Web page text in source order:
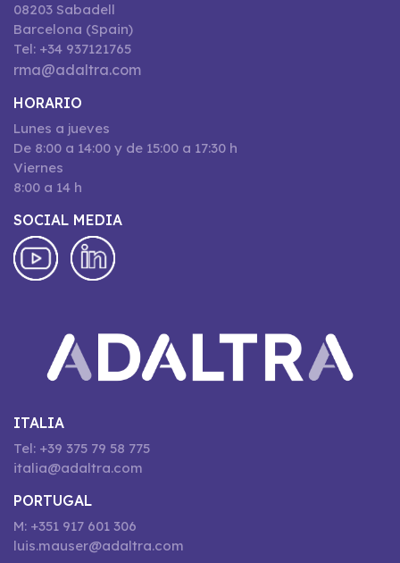
08203 Sabadell
Barcelona (Spain)
Tel: +34 937121765
rma@adaltra.com
HORARIO
Lunes a jueves
De 8:00 a 14:00 y de 15:00 a 17:30 h
Viernes
8:00 a 14 h
SOCIAL MEDIA
ITALIA
Tel: +39 375 79 58 775
italia@adaltra.com
PORTUGAL
M: +351 917 601 306
luis.mauser@adaltra.com